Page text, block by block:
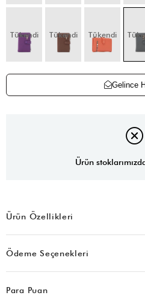
Tükendi Tükendi Tükendi
Gelince
Ürün
Ürün Özellikleri
Ödeme Seçenekleri
Para Puan